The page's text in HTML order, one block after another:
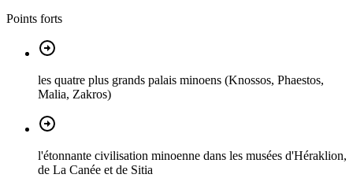
Points forts
les quatre plus grands palais minoens (Knossos, Phaestos,
Malia, Zakros)
l'étonnante civilisation minoenne dans les musées d'Héraklion,
de La Canée et de Sitia